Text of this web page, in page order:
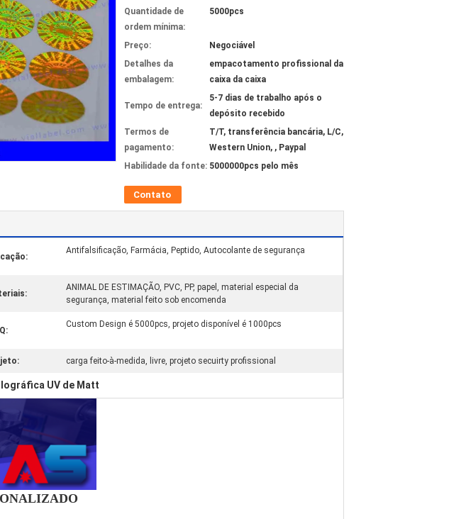
Quantidade de
ordem mínima:
5000pcs
Preço:
Negociável
Detalhes da
embalagem:
empacotamento profissional da
caixa da caixa
Tempo de entrega:
5-7 dias de trabalho após o
depósito recebido
Termos de
pagamento:
T/T, transferência bancária, L/C,
Western Union, , Paypal
Habilidade da fonte: 5000000pcs pelo mês
Contato
Antifalsificação, Farmácia, Peptido, Autocolante de segurança
ANIMAL DE ESTIMAÇÃO, PVC, PP, papel, material especial da
segurança, material feito sob encomenda
Custom Design é 5000pcs, projeto disponível é 1000pcs
carga feito-à-medida, livre, projeto secuirty profissional
UV de Matt